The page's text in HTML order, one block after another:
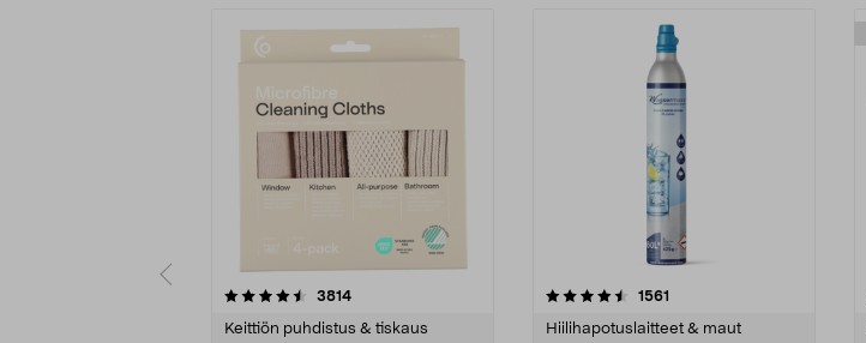
3814arvostelut
Keittiön puhdistus & tiskaus
4.5viidestä
1561
Hiilihapotuslaitteet & maut
4.5viidestä